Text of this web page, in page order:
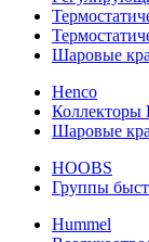
Шаровые
Henco
Коллекторы
Шаровые
HOOBS
Группы
Hummel